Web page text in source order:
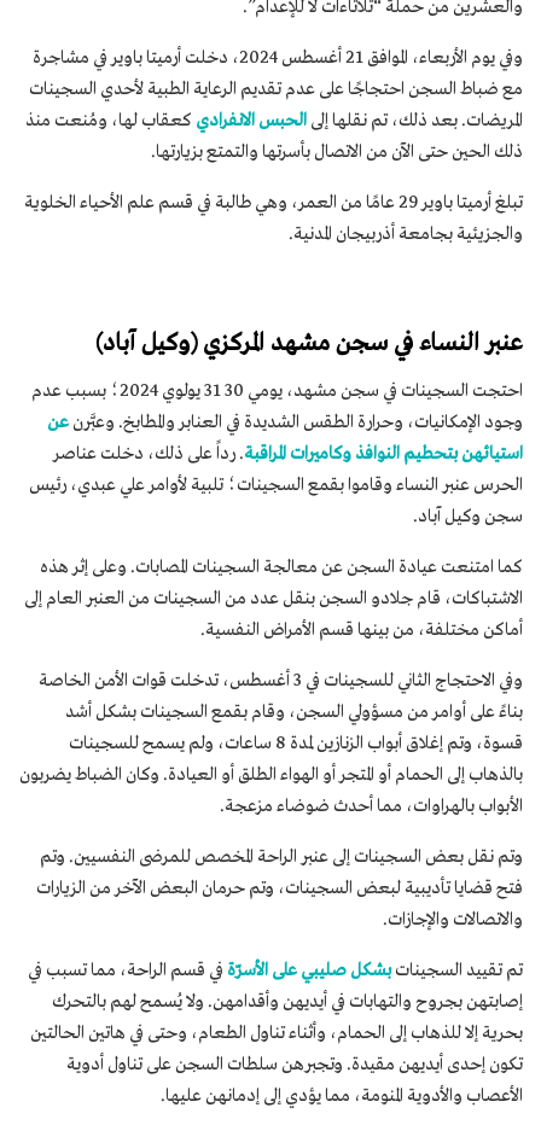
والعشرين من حملة “ثلاثاءات لا للإعدام”.
وفي يوم الأربعاء، الموافق 21 أغسطس 2024، دخلت أرميتا باوير في مشاجرة
مع ضباط السجن احتجاجًا على عدم تقديم الرعاية الطبية لأحدي السجينات
المريضات. بعد ذلك، تم نقلها إلى الحبس الانفرادي كعقاب لها، ومُنعت منذ
ذلك الحين حتى الآن من الاتصال بأسرتها والتمتع بزيارتها.
تبلغ أرميتا باوير 29 عامًا من العمر، وهي طالبة في قسم علم الأحياء الخلوية
والجزيئية بجامعة أذربيجان المدنية.
عنبر النساء في سجن مشهد المركزي (وكيل آباد)
احتجت السجينات في سجن مشهد، يومي 30 31 يولوي 2024؛ بسبب عدم
وجود الإمكانيات، وحرارة الطقس الشديدة في العنابر والمطابخ. وعبَّرن عن
استيائهن بتحطيم النوافذ وكاميرات المراقبة. رداً على ذلك، دخلت عناصر
الحرس عنبر النساء وقاموا بقمع السجينات؛ تلبية لأوامر علي عبدي، رئيس
سجن وكيل آباد.
كما امتنعت عيادة السجن عن معالجة السجينات المصابات. وعلى إثر هذه
الاشتباكات، قام جلادو السجن بنقل عدد من السجينات من العنبر العام إلى
أماكن مختلفة، من بينها قسم الأمراض النفسية.
وفي الاحتجاج الثاني للسجينات في 3 أغسطس، تدخلت قوات الأمن الخاصة
بناءً على أوامر من مسؤولي السجن، وقام بقمع السجينات بشكل أشد
قسوة، وتم إغلاق أبواب الزنازين لمدة 8 ساعات، ولم يسمح للسجينات
بالذهاب إلى الحمام أو المتجر أو الهواء الطلق أو العيادة. وكان الضباط يضربون
الأبواب بالهراوات، مما أحدث ضوضاء مزعجة.
وتم نقل بعض السجينات إلى عنبر الراحة المخصص للمرضى النفسيين. وتم
فتح قضايا تأديبية لبعض السجينات، وتم حرمان البعض الآخر من الزيارات
والاتصالات والإجازات.
تم تقييد السجيناتبشكل صليبي على الأسرّة في قسم الراحة، مما تسبب في
إصابتهن بجروح والتهابات في أيديهن وأقدامهن. ولا يُسمح لهم بالتحرك
بحرية إلا للذهاب إلى الحمام، وأثناء تناول الطعام، وحتى في هاتين الحالتين
تكون إحدى أيديهن مقيدة. وتجبرهن سلطات السجن على تناول أدوية
الأعصاب والأدوية المنومة، مما يؤدي إلى إدمانهن عليها.